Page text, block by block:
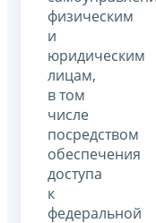
физическим
и
юридическим
лицам,
в том
числе
посредством
обеспечения
доступа
к
федеральной